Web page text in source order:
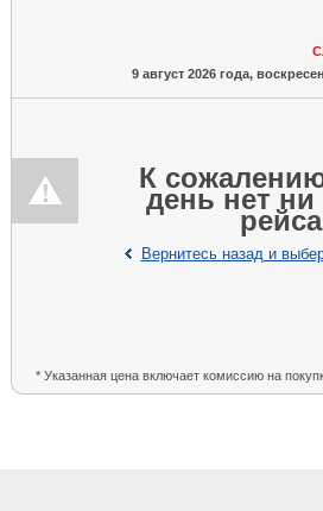
9 август 2026 года,
К
день нет ни
Вернитесь назад и
* Указанная цена включает комиссию на